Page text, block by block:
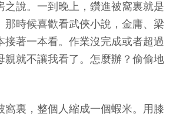
之說。一到晚上，鑽進被窩裏就是
那時候喜歡看武俠小說，金庸、梁
接著一本看。作業沒完成或者超過
親就不讓我看了。怎麼辦？偷偷地
窩裏，整個人縮成一個蝦米。用膝